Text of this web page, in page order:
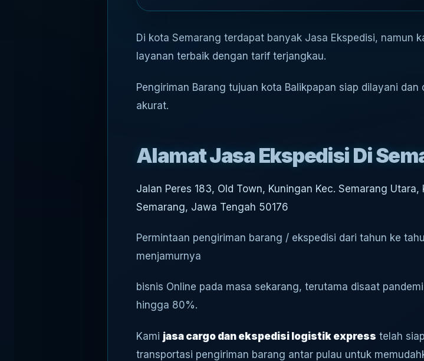
Di kota Semarang terdapat banyak Jasa Ekspedisi, namun
layanan terbaik dengan tarif terjangkau.
Pengiriman Barang tujuan kota Balikpapan siap dilayani
akurat.
Alamat Jasa Ekspedisi Di
Jalan Peres 183, Old Town, Kuningan Kec. Semarang Utara,
Semarang, Jawa Tengah 50176
Permintaan pengiriman barang / ekspedisi dari tahun ke
menjamurnya
bisnis Online pada masa sekarang, terutama disaat
hingga 80%.
Kami jasa cargo dan ekspedisi logistik express telah
transportasi pengiriman barang antar pulau untuk